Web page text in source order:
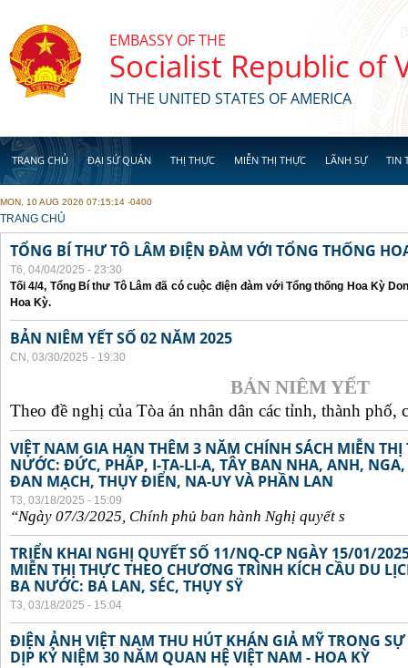
EMBASSY OF THE
Socialist Republic of
IN THE UNITED STATES OF AMERICA
TRANG CHỦ ĐẠI SỨ QUÁN THỊ THỰC MIỄN THỊ THỰC LÃNH SỰ TIN
MON, 10 AUG 2026 07:15:14 -0400
YOU ARE HERE
TRANG CHỦ
TỔNG BÍ THƯ TÔ LÂM ĐIỆN ĐÀM VỚI TỔNG THỐNG
T6, 04/04/2025 - 23:30
Tối 4/4, Tổng Bí thư Tô Lâm đã có cuộc điện đàm với Tổng thống Hoa Kỳ
Hoa Kỳ.
BẢN NIÊM YẾT SỐ 02 NĂM 2025
CN, 03/30/2025 - 19:30
BẢN NIÊM YẾT
Theo đề nghị của Tòa án nhân dân các tỉnh, thành phố,
VIỆT NAM GIA HẠN THÊM 3 NĂM CHÍNH SÁCH MIỄN
NƯỚC: ĐỨC, PHÁP, I-TA-LI-A, TÂY BAN NHA, ANH,
ĐAN MẠCH, THỤY ĐIỂN, NA-UY VÀ PHẦN LAN
T3, 03/18/2025 - 15:09
“Ngày 07/3/2025, Chính phủ ban hành Nghị quyết s
TRIỂN KHAI NGHỊ QUYẾT SỐ 11/NQ-CP NGÀY 15/01/
MIỄN THỊ THỰC THEO CHƯƠNG TRÌNH KÍCH CẦU DU
BA NƯỚC: BA LAN, SÉC, THỤY SŸ
T3, 03/18/2025 - 15:04
ĐIỆN ẢNH VIỆT NAM THU HÚT KHÁN GIẢ MỸ TRONG
DỊP KỶ NIỆM 30 NĂM QUAN HỆ VIỆT NAM - HOA KỲ